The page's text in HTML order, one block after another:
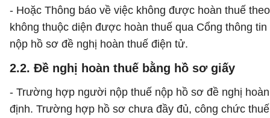
- Hoặc Thông báo về việc không được hoàn thuế
không thuộc diện được hoàn thuế qua Cổng thông
nộp hồ sơ đề nghị hoàn thuế điện tử.
2.2. Đề nghị hoàn thuế bằng hồ sơ giấy
- Trường hợp người nộp thuế nộp hồ sơ đề nghị
định. Trường hợp hồ sơ chưa đầy đủ, công chức